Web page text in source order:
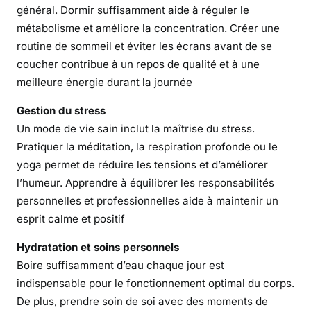
o
t
i
général. Dormir suffisamment aide à réguler le
métabolisme et améliore la concentration. Créer une
routine de sommeil et éviter les écrans avant de se
coucher contribue à un repos de qualité et à une
meilleure énergie durant la journée
Gestion du stress
Un mode de vie sain inclut la maîtrise du stress.
Pratiquer la méditation, la respiration profonde ou le
yoga permet de réduire les tensions et d’améliorer
l’humeur. Apprendre à équilibrer les responsabilités
personnelles et professionnelles aide à maintenir un
esprit calme et positif
Hydratation et soins personnels
Boire suffisamment d’eau chaque jour est
indispensable pour le fonctionnement optimal du corps.
De plus, prendre soin de soi avec des moments de